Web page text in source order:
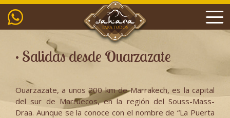
• Salidas desde Ouarzazate
Ouarzazate, a unos 200 km de Marrakech, es la capital
del sur de Marruecos, en la región del Souss-Mass-
Draa. Aunque se la conoce con el nombre de “La Puerta